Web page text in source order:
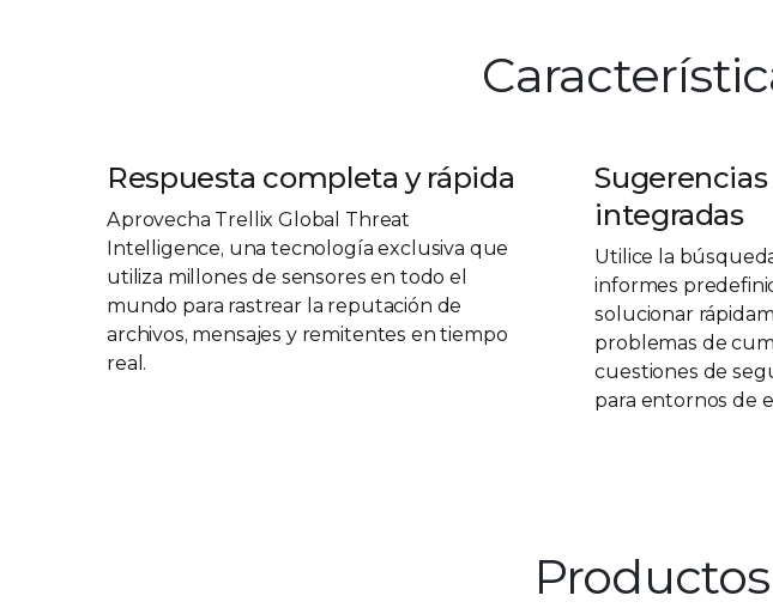
Respuesta completa y rápida
Aprovecha Trellix Global Threat
Intelligence, una tecnología exclusiva que
utiliza millones de sensores en todo el
mundo para rastrear la reputación de
archivos, mensajes y remitentes en tiempo
real.
integradas
Utilice la
informes
solucionar
problemas de
cuestiones de
para entornos de